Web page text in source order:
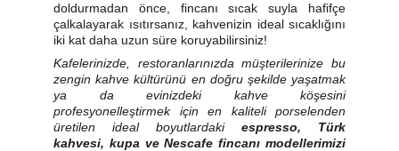
doldurmadan önce, fincanı sıcak suyla hafifçe
çalkalayarak ısıtırsanız, kahvenizin ideal sıcaklığını
iki kat daha uzun süre koruyabilirsiniz!
Kafelerinizde, restoranlarınızda müşterilerinize bu
zengin kahve kültürünü en doğru şekilde yaşatmak
ya da evinizdeki kahve köşesini
profesyonelleştirmek için en kaliteli porselenden
üretilen ideal boyutlardaki espresso, Türk
kahvesi, kupa ve Nescafe fincanı modellerimizi